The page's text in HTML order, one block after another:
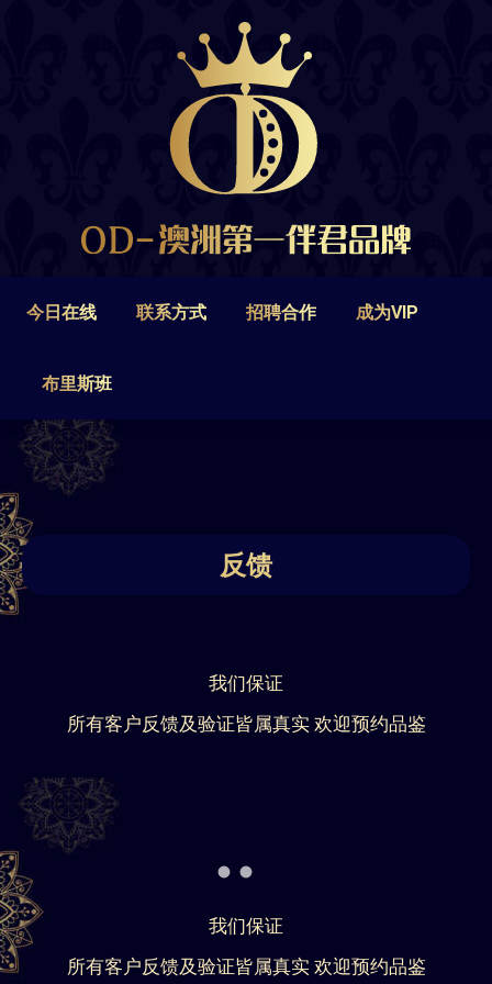
今日在线 联系方式 招聘合作 成为VIP
布里斯班
反馈
我们保证
所有客户反馈及验证皆属真实 欢迎预约品鉴
我们保证
所有客户反馈及验证皆属真实 欢迎预约品鉴
联系方式 招聘合作
布里斯班